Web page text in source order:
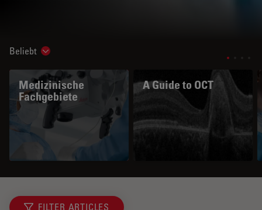
Beliebt Show subnavigation
Medizinische
Fachgebiete
A Guide to OCT
FILTER ARTICLES